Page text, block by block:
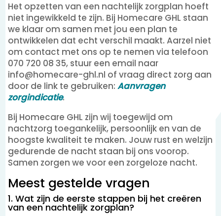
Het opzetten van een nachtelijk zorgplan hoeft
niet ingewikkeld te zijn. Bij Homecare GHL staan
we klaar om samen met jou een plan te
ontwikkelen dat echt verschil maakt. Aarzel niet
om contact met ons op te nemen via telefoon
070 720 08 35, stuur een email naar
info@homecare-ghl.nl of vraag direct zorg aan
door de link te gebruiken:Aanvragen
zorgindicatie.
Bij Homecare GHL zijn wij toegewijd om
nachtzorg toegankelijk, persoonlijk en van de
hoogste kwaliteit te maken. Jouw rust en welzijn
gedurende de nacht staan bij ons voorop.
Samen zorgen we voor een zorgeloze nacht.
Meest gestelde vragen
1. Wat zijn de eerste stappen bij het creëren
van een nachtelijk zorgplan?